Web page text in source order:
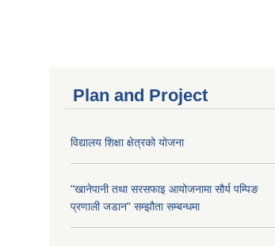
Plan and Project
विद्यालय शिक्षा क्षेत्रको योजना
"खानेपानी तथा सरसफाइ आयोजनामा सौर्य पम्पिङ
प्रणाली जडान" सम्झौता सम्बन्धमा